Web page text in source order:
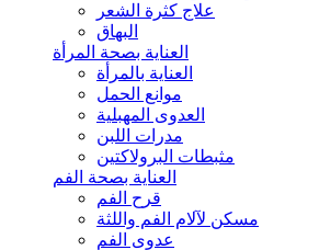
علاج كثرة الشعر
البهاق
العناية بصحة المرأة
العناية بالمرأة
موانع الحمل
العدوى المهبلية
مدرات اللبن
مثبطات البرولاكتين
العناية بصحة الفم
قرح الفم
مسكن لآلام الفم واللثة
عدوى الفم